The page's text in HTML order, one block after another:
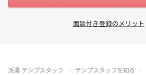
面談付き登録のメリット
派遣 テンプスタッフ
テンプスタッフを知る